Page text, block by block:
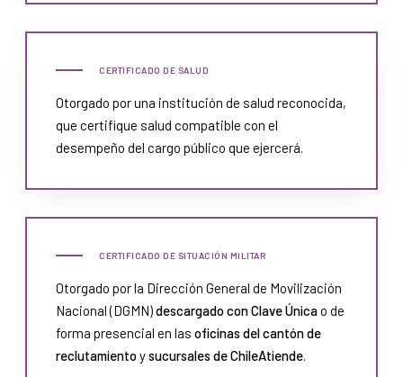
CERTIFICADO DE SALUD
Otorgado por una institución de salud reconocida,
que certifique salud compatible con el
desempeño del cargo público que ejercerá.
CERTIFICADO DE SITUACIÓN MILITAR
Otorgado por la Dirección General de Movilización
Nacional (DGMN)descargado con Clave Únicao de
forma presencial en las oficinas del cantón de
reclutamientoysucursales de ChileAtiende.